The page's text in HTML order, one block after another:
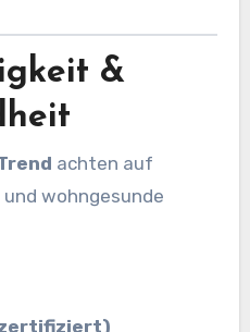
&
achten auf
wohngesunde
zertifiziert)